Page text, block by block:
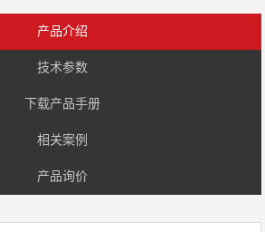
产品介绍
技术参数
下载产品手册
相关案例
产品询价